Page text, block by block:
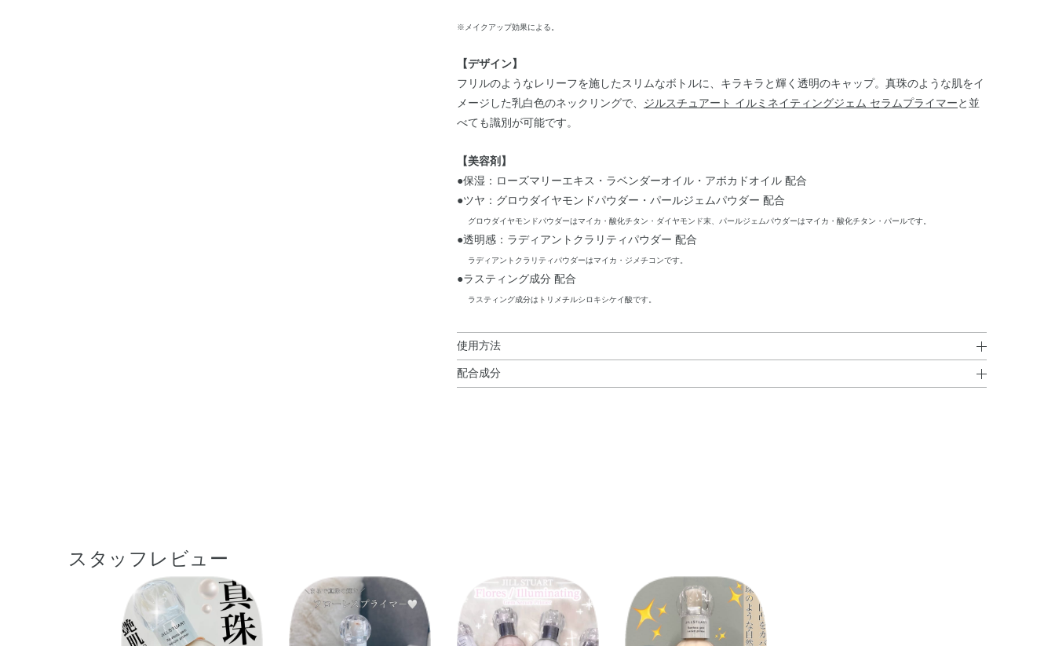
※メイクアップ効果による。
【デザイン】
フリルのようなレリーフを施したスリムなボトルに、キラキラと輝く透明のキャップ。真珠のような肌をイ
メージした乳白色のネックリングで、 ジルスチュアート イルミネイティングジェム セラムプライマーと並
べても識別が可能です。
【美容剤】
●保湿：ローズマリーエキス・ラベンダーオイル・アボカドオイル 配合
●ツヤ：グロウダイヤモンドパウダー・パールジェムパウダー 配合
グロウダイヤモンドパウダーはマイカ・酸化チタン・ダイヤモンド末、パールジェムパウダーはマイカ・酸化チタン・パールです。
●透明感：ラディアントクラリティパウダー 配合
ラディアントクラリティパウダーはマイカ・ジメチコンです。
●ラスティング成分 配合
ラスティング成分はトリメチルシロキシケイ酸です。
使用方法
使用方法
配合成分
イヤモンド末・テトラ（ジ－t－ブチルヒドロキシヒドロケイヒ酸）ペンタエリスリチル・トリエトキシカ
プリリルシラン・トリメチルシロキシケイ酸・フェニルベンズイミダゾールスルホン酸・ミネラルオイル・
塩化Na・含水シリカ・水酸化Al・フェノキシエタノール・香料・マイカ・酸化チタン・酸化鉄
スタッフレビュー